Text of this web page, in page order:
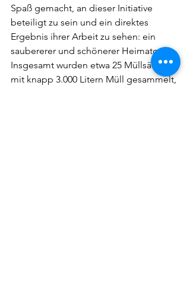
Spaß gemacht, an dieser Initiative
beteiligt zu sein und ein direktes
Ergebnis ihrer Arbeit zu sehen: ein
saubererer und schönerer Heimatort.
Insgesamt wurden etwa 25 Müllsäcke
mit knapp 3.000 Litern Müll gesammelt,